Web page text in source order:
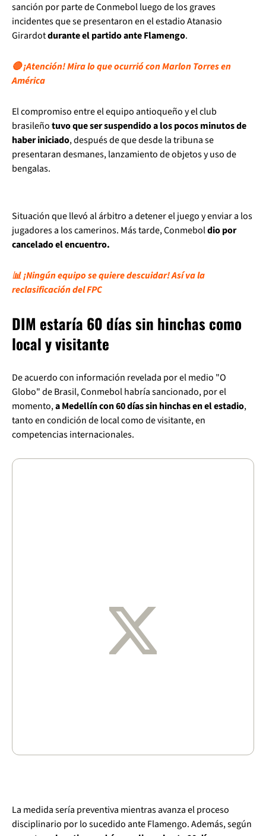
sanción por parte de Conmebol luego de los graves
incidentes que se presentaron en el estadio Atanasio
Girardotdurante el partido ante Flamengo.
🔴 ¡Atención! Mira lo que ocurrió con Marlon Torres en
América
El compromiso entre el equipo antioqueño y el club
brasileñotuvo que ser suspendido a los pocos minutos de
haber iniciado, después de que desde la tribuna se
presentaran desmanes, lanzamiento de objetos y uso de
bengalas.
Situación que llevó al árbitro a detener el juego y enviar a los
jugadores a los camerinos. Más tarde, Conmeboldio por
cancelado el encuentro.
📊 ¡Ningún equipo se quiere descuidar! Así va la
reclasificación del FPC
DIM estaría 60 días sin hinchas como
local y visitante
De acuerdo con información revelada por el medio "O
Globo" de Brasil, Conmebol habría sancionado, por el
momento,a Medellín con 60 días sin hinchas en el estadio,
tanto en condición de local como de visitante, en
competencias internacionales.
La medida sería preventiva mientras avanza el proceso
disciplinario por lo sucedido ante Flamengo. Además, según